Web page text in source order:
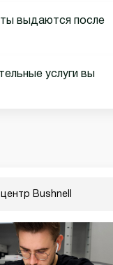
выдаются после
услуги вы
Bushnell